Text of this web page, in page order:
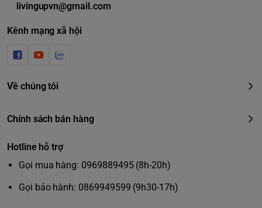
livingupvn@gmail.com
Kênh mạng xã hội
Về chúng tôi
Chính sách bán hàng
Hotline hỗ trợ
Gọi mua hàng: 0969889495 (8h-20h)
Gọi bảo hành: 0869949599 (9h30-17h)